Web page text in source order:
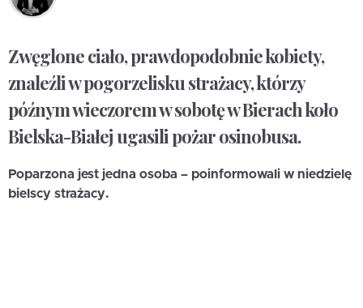
Zwęglone ciało, prawdopodobnie kobiety,
znaleźli w pogorzelisku strażacy, którzy
późnym wieczorem w sobotę w Bierach koło
Bielska-Białej ugasili pożar osinobusa.
Poparzona jest jedna osoba – poinformowali w niedzielę
bielscy strażacy.